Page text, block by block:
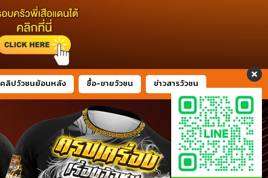
คลิปวัวชนย้อนหลัง ซื้อ-ขายวัวชน ข่าวสารวัวชน